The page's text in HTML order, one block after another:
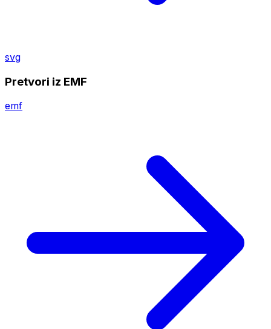
svg
Pretvori iz EMF
emf